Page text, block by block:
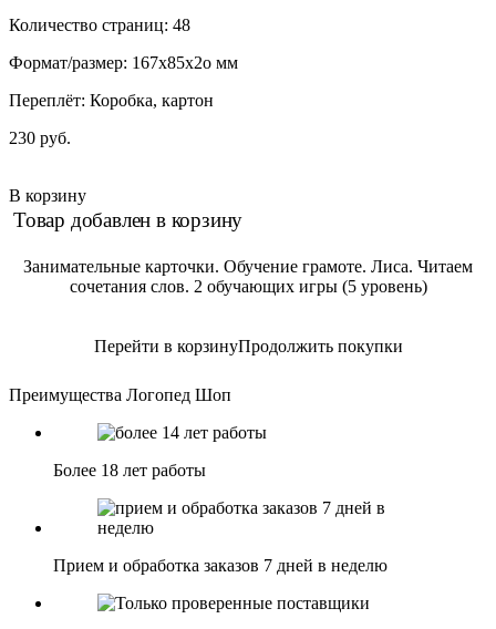
Количество страниц: 48
Формат/размер: 167x85x2о мм
Переплёт: Коробка, картон
230 руб.
В корзину
Товар добавлен в корзину
Занимательные карточки. Обучение грамоте. Лиса. Читаем
сочетания слов. 2 обучающих игры (5 уровень)
Перейти в корзинуПродолжить покупки
Преимущества Логопед Шоп
Более 18 лет работы
Прием и обработка заказов 7 дней в неделю